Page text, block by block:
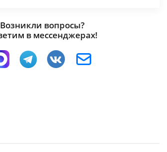
Возникли вопросы?
в мессенджерах!